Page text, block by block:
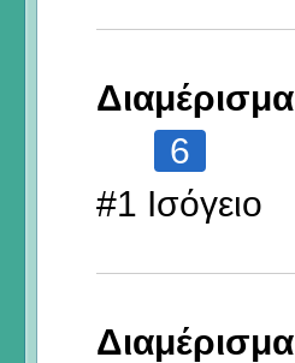
Διαμέρισμα
6
#1 Ισόγειο
Διαμέρισμα